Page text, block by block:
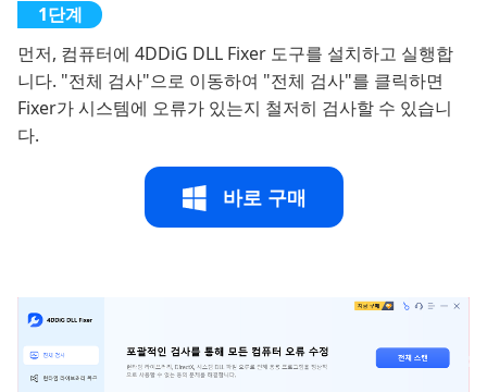
먼저, 컴퓨터에 4DDiG DLL Fixer 도구를 설치하고 실행합
니다. "전체 검사"으로 이동하여 "전체 검사"를 클릭하면
Fixer가 시스템에 오류가 있는지 철저히 검사할 수 있습니
다.
바로 구매